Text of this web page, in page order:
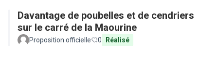
Davantage de poubelles et de cendriers
sur le carré de la Maourine
Proposition officielle 0 Réalisé